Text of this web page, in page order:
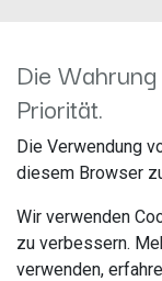
Audi/
Türe
Die
Priorität.
Die Verwendung
diesem Browser
Wir verwenden
zu verbessern.
verwenden,